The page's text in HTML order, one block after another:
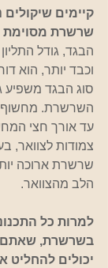
קיימים
שרשרת מסוימת
הבגד, גודל
וכבד יותר, הוא
סוג הבגד משפיע
השרשרת. מחשוף
עד אורך חצי
צמודות לצוואר,
שרשרת ארוכה
הלב מהצוואר.
למרות כל
בשרשרת, שאתם
יכולים